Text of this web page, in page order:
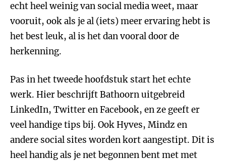
echt heel weinig van social media weet, maar
vooruit, ook als je al (iets) meer ervaring hebt is
het best leuk, al is het dan vooral door de
herkenning.
Pas in het tweede hoofdstuk start het echte
werk. Hier beschrijft Bathoorn uitgebreid
LinkedIn, Twitter en Facebook, en ze geeft er
veel handige tips bij. Ook Hyves, Mindz en
andere social sites worden kort aangestipt. Dit is
heel handig als je net begonnen bent met met